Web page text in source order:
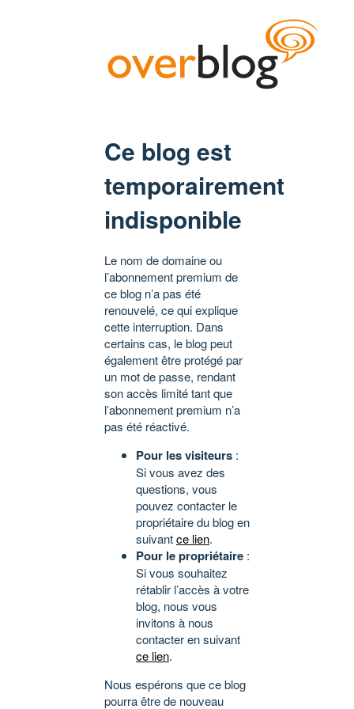
Ce blog est
temporairement
indisponible
Le nom de domaine ou
l’abonnement premium de
ce blog n’a pas été
renouvelé, ce qui explique
cette interruption. Dans
certains cas, le blog peut
également être protégé par
un mot de passe, rendant
son accès limité tant que
l’abonnement premium n’a
pas été réactivé.
Pour les visiteurs :
Si vous avez des
questions, vous
pouvez contacter le
propriétaire du blog en
suivantce lien.
Pour le propriétaire :
Si vous souhaitez
rétablir l’accès à votre
blog, nous vous
invitons à nous
contacter en suivant
ce lien.
Nous espérons que ce blog
pourra être de nouveau